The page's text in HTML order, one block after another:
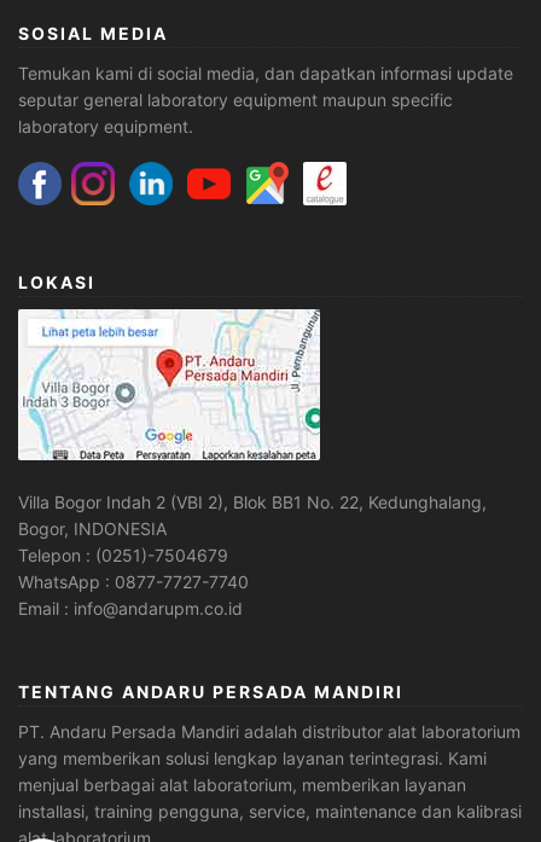
SOSIAL MEDIA
Temukan kami di social media, dan dapatkan informasi update
seputar general laboratory equipment maupun specific
laboratory equipment.
LOKASI
Villa Bogor Indah 2 (VBI 2), Blok BB1 No. 22, Kedunghalang,
Bogor, INDONESIA
Telepon : (0251)-7504679
WhatsApp : 0877-7727-7740
Email : info@andarupm.co.id
TENTANG ANDARU PERSADA MANDIRI
PT. Andaru Persada Mandiri adalah distributor alat laboratorium
yang memberikan solusi lengkap layanan terintegrasi. Kami
menjual berbagai alat laboratorium, memberikan layanan
installasi, training pengguna, service, maintenance dan kalibrasi